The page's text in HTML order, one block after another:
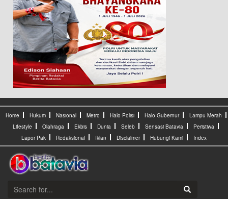
Home Hukum Nasional Metro Halo Polisi Halo Gubernur
Lampu Merah
Lifestyle
Olahraga Ekbis Dunia Seleb Sensasi Batavia
Peristiwa
Lapor Pak
Redaksional Iklan Disclaimer Hubungi Kami Index